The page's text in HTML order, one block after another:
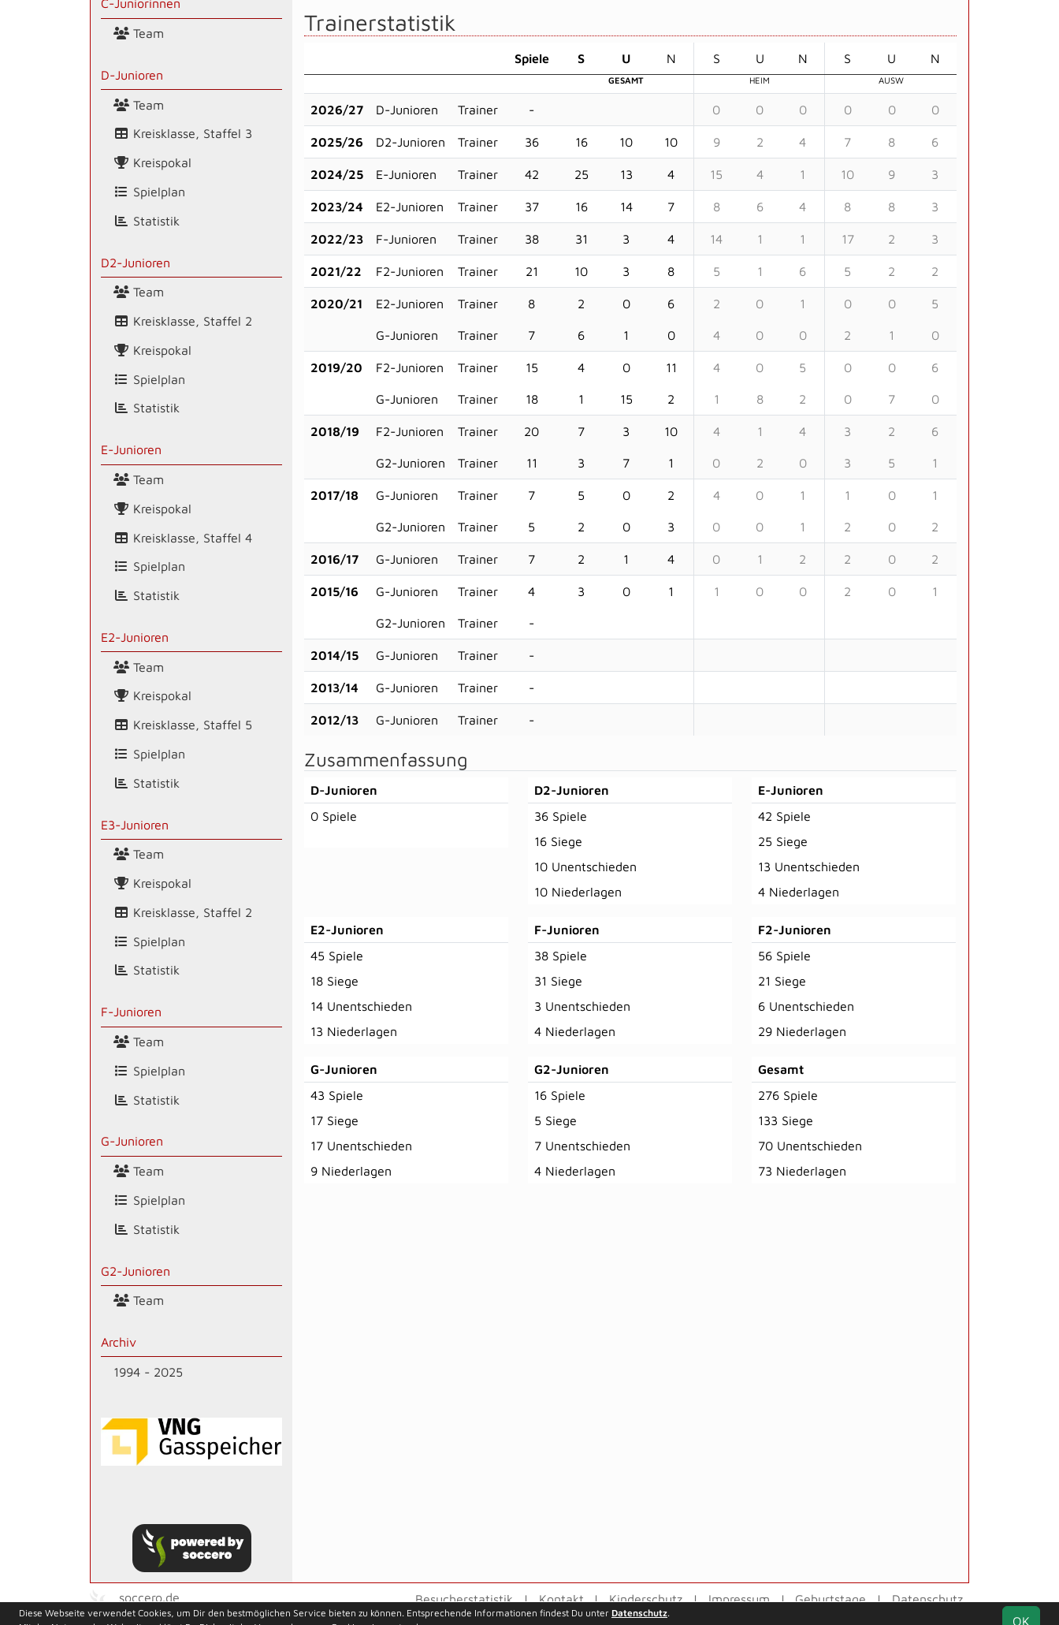
C-Juniorinnen
Team
D-Junioren
Team
Kreisklasse, Staffel 3
Kreispokal
Spielplan
Statistik
D2-Junioren
Team
Kreisklasse, Staffel 2
Kreispokal
Spielplan
Statistik
E-Junioren
Team
Kreispokal
Kreisklasse, Staffel 4
Spielplan
Statistik
E2-Junioren
Team
Kreispokal
Kreisklasse, Staffel 5
Spielplan
Statistik
E3-Junioren
Team
Kreispokal
Kreisklasse, Staffel 2
Spielplan
Statistik
F-Junioren
Team
Spielplan
Statistik
G-Junioren
Team
Spielplan
Statistik
G2-Junioren
Team
Archiv
1994 - 2025
Trainerstatistik
Spiele S U N S U N S U N
GESAMT HEIM AUSW
2026/27 D-Junioren Trainer - 0 0 0 0 0 0
2025/26 D2-Junioren Trainer 36 16 10 10 9 2 4 7 8 6
2024/25 E-Junioren Trainer 42 25 13 4 15 4 1 10 9 3
2023/24 E2-Junioren Trainer 37 16 14 7 8 6 4 8 8 3
2022/23 F-Junioren Trainer 38 31 3 4 14 1 1 17 2 3
2021/22 F2-Junioren Trainer 21 10 3 8 5 1 6 5 2 2
2020/21 E2-Junioren Trainer 8 2 0 6 2 0 1 0 0 5
G-Junioren Trainer 7 6 1 0 4 0 0 2 1 0
2019/20 F2-Junioren Trainer 15 4 0 11 4 0 5 0 0 6
G-Junioren Trainer 18 1 15 2 1 8 2 0 7 0
2018/19 F2-Junioren Trainer 20 7 3 10 4 1 4 3 2 6
G2-Junioren Trainer 11 3 7 1 0 2 0 3 5 1
2017/18 G-Junioren Trainer 7 5 0 2 4 0 1 1 0 1
G2-Junioren Trainer 5 2 0 3 0 0 1 2 0 2
2016/17 G-Junioren Trainer 7 2 1 4 0 1 2 2 0 2
2015/16 G-Junioren Trainer 4 3 0 1 1 0 0 2 0 1
G2-Junioren Trainer -
2014/15 G-Junioren Trainer -
2013/14 G-Junioren Trainer -
2012/13 G-Junioren Trainer -
Zusammenfassung
D-Junioren
0 Spiele
D2-Junioren
36 Spiele
16 Siege
10 Unentschieden
10 Niederlagen
E-Junioren
42 Spiele
25 Siege
13 Unentschieden
4 Niederlagen
E2-Junioren
45 Spiele
18 Siege
14 Unentschieden
13 Niederlagen
F-Junioren
38 Spiele
31 Siege
3 Unentschieden
4 Niederlagen
F2-Junioren
56 Spiele
21 Siege
6 Unentschieden
29 Niederlagen
G-Junioren
43 Spiele
17 Siege
17 Unentschieden
9 Niederlagen
G2-Junioren
16 Spiele
5 Siege
7 Unentschieden
4 Niederlagen
Gesamt
276 Spiele
133 Siege
70 Unentschieden
73 Niederlagen
soccero.de
© 2006 - 2026
Besucherstatistik Kontakt Kinderschutz Impressum Geburtstage
Datenschutz
OK
Diese Webseite verwendet Cookies, um Dir den bestmöglichen Service bieten zu können. Entsprechende Informationen findest Du unter Datenschutz.